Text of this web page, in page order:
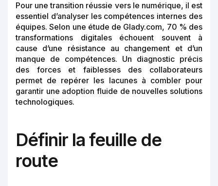
Pour une transition réussie vers le numérique, il est
essentiel d’analyser les compétences internes des
équipes. Selon une étude de Glady.com, 70 % des
transformations digitales échouent souvent à
cause d’une résistance au changement et d’un
manque de compétences. Un diagnostic précis
des forces et faiblesses des collaborateurs
permet de repérer les lacunes à combler pour
garantir une adoption fluide de nouvelles solutions
technologiques.
Définir la feuille de
route